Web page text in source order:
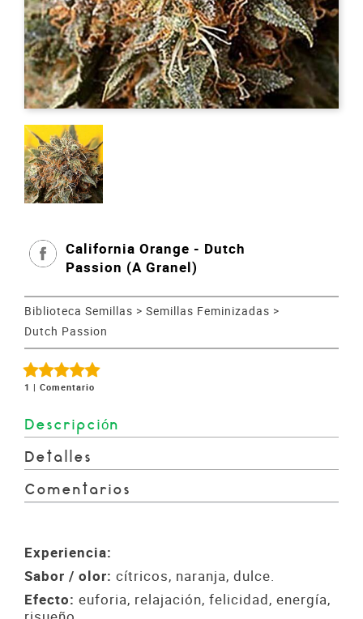
California Orange - Dutch
Passion (A Granel)
Biblioteca Semillas > Semillas Feminizadas >
Dutch Passion
1 | Comentario
Descripción
Detalles
Comentarios
Experiencia:
Sabor / olor: cítricos, naranja, dulce.
Efecto: euforia, relajación, felicidad, energía,